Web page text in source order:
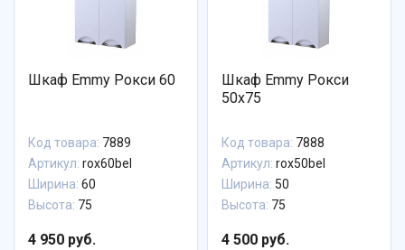
Шкаф Emmy Рокси 60
Код товара: 7889
Артикул: rox60bel
Ширина: 60
Высота: 75
4 950 руб.
Шкаф Emmy Рокси
50х75
Код товара: 7888
Артикул: rox50bel
Ширина: 50
Высота: 75
4 500 руб.